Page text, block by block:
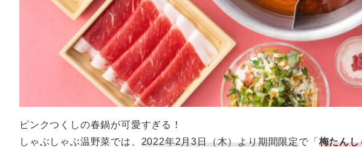
ピンクつくしの春鍋が可愛すぎる！
しゃぶしゃぶ温野菜では、 2022年2月3日（木）より期間限定で「 梅たんし